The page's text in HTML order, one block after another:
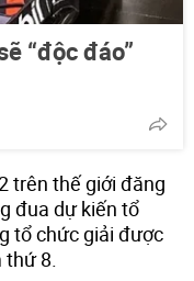
“độc đáo”
trên thế giới đăng
đua dự kiến tổ
tổ chức giải được
thứ 8.